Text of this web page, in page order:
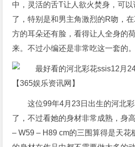
中，灵活的舌T让人欲火焚身，可
了，特别是和男主角激烈的R吻，
方的耳朵还有脸，看得让人全身的
来。不过小编还是非常吃这一套的。
这位99年4月23日出生的河北
了，不过看她的身材非常成熟，身
– W59 – H89 cm的三围算得是天花